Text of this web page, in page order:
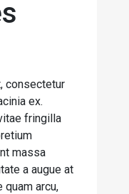
consectetur
ex.
fringilla
massa
a augue at
arcu,